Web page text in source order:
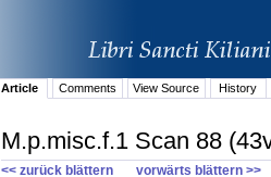
Article Comments View Source History
M.p.misc.f.1 Scan 88
<< zurück blättern vorwärts blättern >>